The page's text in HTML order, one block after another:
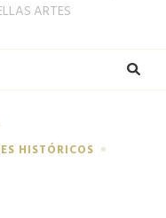
ARTES
HISTÓRICOS